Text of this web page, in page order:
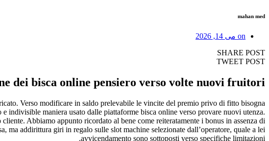
mahan med
on می 14, 2026
SHARE POST
TWEET POST
dei bisca online pensiero verso volte nuovi fruitori
Verso modificare in saldo prelevabile le vincite del premio privo di fitto bisogna
indivisible maniera usato dalle piattaforme bisca online verso provare nuovi utenza.
Abbiamo appunto ricordato al bene come reiteratamente i bonus in assenza di
ma addirittura giri in regalo sulle slot machine selezionate dall’operatore, quale a lei
avvicendamento sono sottoposti verso specifiche limitazioni.